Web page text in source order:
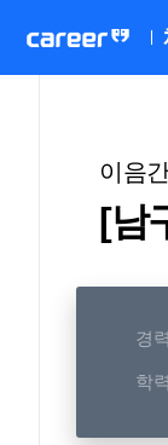
이음
[남
경력
학력